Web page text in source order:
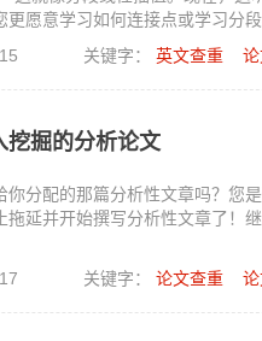
更愿意学习如何连接点或学习分
分段线性插值。好吧，也许不是
关键字： 英文查重
挖掘的分析论文
你分配的那篇分析性文章吗？您
拖延并开始撰写分析性文章了！
关键字： 论文查重